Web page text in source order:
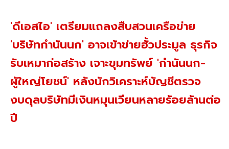
'ดีเอสไอ' เตรียมแถลงสืบสวนเครือข่าย
'บริษัทกำนันนก' อาจเข้าข่ายฮั้วประมูล ธุรกิจ
รับเหมาก่อสร้าง เจาะขุมทรัพย์ 'กำนันนก-
ผู้ใหญ่โยชน์' หลังนักวิเคราะห์บัญชีตรวจ
งบดุลบริษัทมีเงินหมุนเวียนหลายร้อยล้านต่อ
ปี